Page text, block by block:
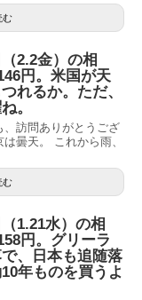
む
2.2金）の相
円。米国が天
れるか。ただ、
。
、訪問ありがとうござ
曇天。 これから雨、
む
1.21水）の相
円。グリーラ
、日本も追随落
年ものを買うよ